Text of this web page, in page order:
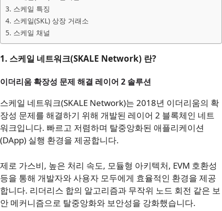
3. 스케일 특징
4. 스케일(SKL) 상장 거래소
5. 스케일 채널
1. 스케일 네트워크(SKALE Network) 란?
이더리움 확장성 문제 해결 레이어 2 솔루션
스케일 네트워크(SKALE Network)는 2018년 이더리움의 확
장성 문제를 해결하기 위해 개발된 레이어 2 블록체인 네트
워크입니다. 빠르고 저렴하며 탈중앙화된 애플리케이션
(DApp) 실행 환경을 제공합니다.
제로 가스비, 높은 처리 속도, 모듈형 아키텍처, EVM 호환성
등을 통해 개발자와 사용자 모두에게 효율적인 환경을 제공
합니다. 리더리스 합의 알고리즘과 무작위 노드 회전 같은 보
안 메커니즘으로 탈중앙화와 보안성을 강화했습니다.